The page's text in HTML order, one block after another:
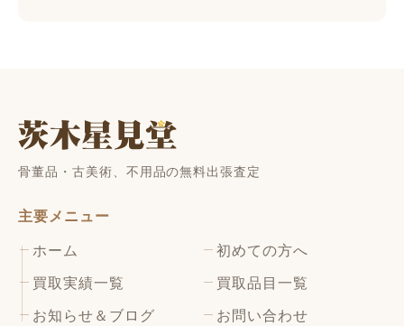
骨董品・古美術、不用品の無料出張査定
主要メニュー
ホーム 初めての方へ
買取実績一覧 買取品目一覧
お知らせ＆ブログ お問い合わせ